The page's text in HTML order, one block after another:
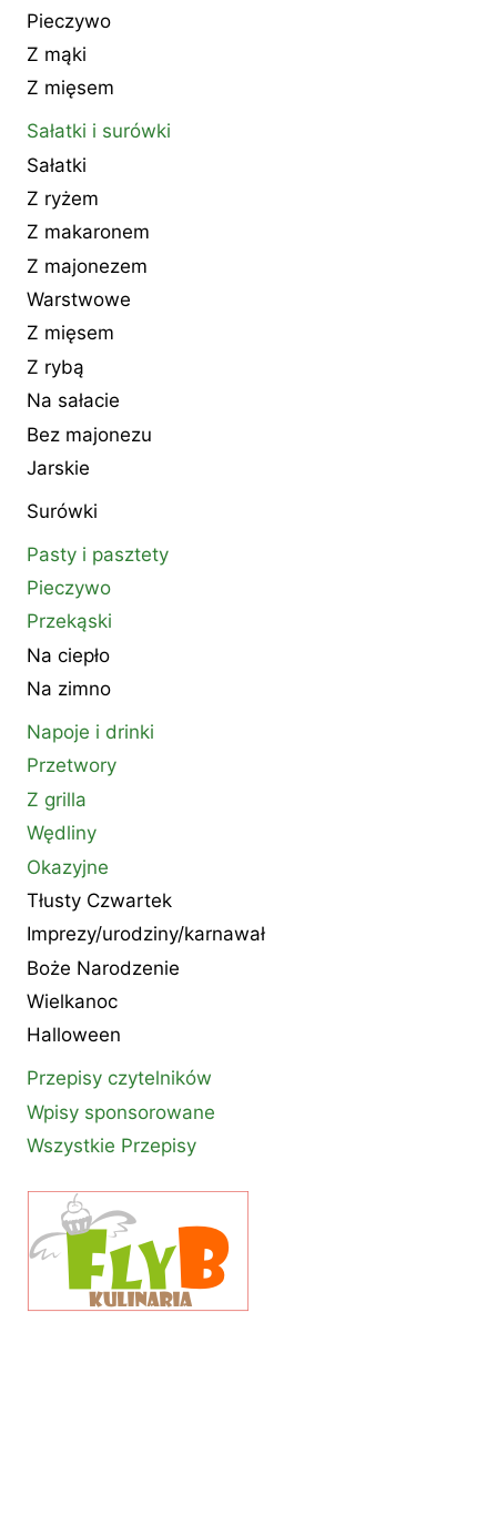
Pieczywo
Z mąki
Z mięsem
Sałatki i surówki
Sałatki
Z ryżem
Z makaronem
Z majonezem
Warstwowe
Z mięsem
Z rybą
Na sałacie
Bez majonezu
Jarskie
Surówki
Pasty i pasztety
Pieczywo
Przekąski
Na ciepło
Na zimno
Napoje i drinki
Przetwory
Z grilla
Wędliny
Okazyjne
Tłusty Czwartek
Imprezy/urodziny/karnawał
Boże Narodzenie
Wielkanoc
Halloween
Przepisy czytelników
Wpisy sponsorowane
Wszystkie Przepisy